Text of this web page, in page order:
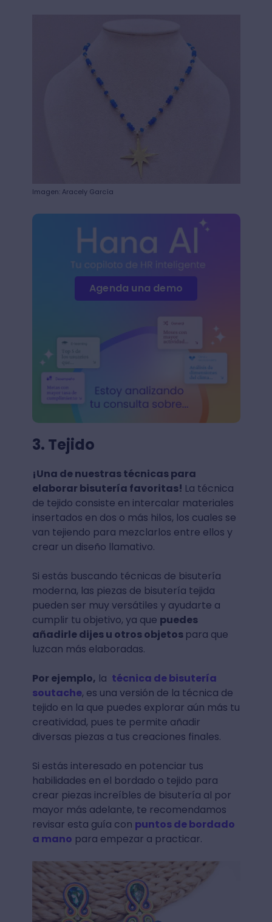
Imagen: Aracely García
Agenda una demo
3. Tejido
¡Una de nuestras técnicas para
elaborar bisutería favoritas! La técnica
de tejido consiste en intercalar materiales
insertados en dos o más hilos, los cuales se
van tejiendo para mezclarlos entre ellos y
crear un diseño llamativo.
Si estás buscando técnicas de bisutería
moderna, las piezas de bisutería tejida
pueden ser muy versátiles y ayudarte a
cumplir tu objetivo, ya que puedes
añadirle dijes u otros objetos para que
luzcan más elaboradas.
Por ejemplo, la técnica de bisutería
soutache, es una versión de la técnica de
tejido en la que puedes explorar aún más tu
creatividad, pues te permite añadir
diversas piezas a tus creaciones finales.
Si estás interesado en potenciar tus
habilidades en el bordado o tejido para
crear piezas increíbles de bisutería al por
mayor más adelante, te recomendamos
revisar esta guía con puntos de bordado
a mano para empezar a practicar.